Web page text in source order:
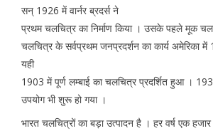
सन् 1926 में वार्नर ब्रदर्स ने
प्रथम चलचित्र का निर्माण किया । उसके पहले मूक
चलचित्र के सर्वप्रथम जनप्रदर्शन का कार्य अमेरिका
यही
1903 में पूर्ण लम्बाई का चलचित्र प्रदर्शित हुआ ।
उपयोग भी शुरू हो गया ।
भारत चलचित्रों का बड़ा उत्पादन है । हर वर्ष एक